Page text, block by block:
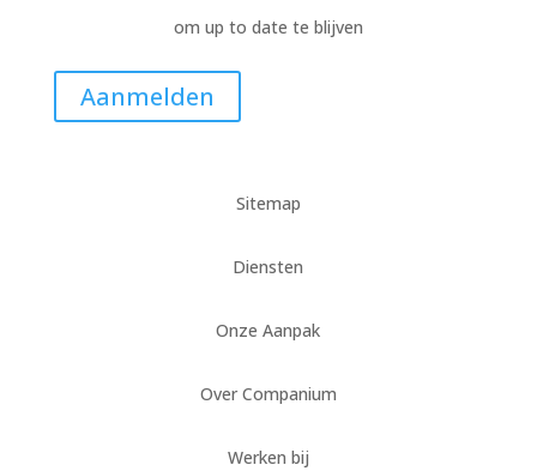
om up to date te blijven
Aanmelden
Sitemap
Diensten
Onze Aanpak
Over Companium
Werken bij